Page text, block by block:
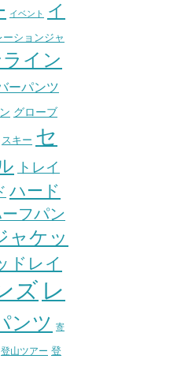
イベント
イ
ーションジャ
イン
ーパンツ
グローブ
スキー セ
トレイ
ハード
フパン
ャケッ
ドレイ
ズ レ
ンツ 寄
登山ツアー 登